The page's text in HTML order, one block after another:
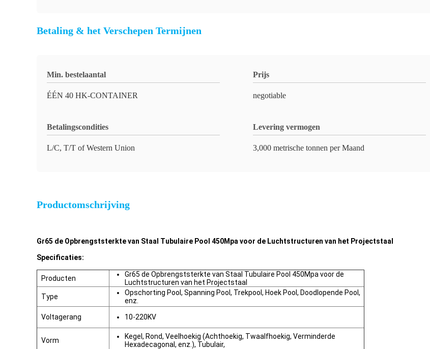
Betaling & het Verschepen Termijnen
Min. bestelaantal
ÉÉN 40 HK-CONTAINER
Prijs
negotiable
Betalingscondities
L/C, T/T of Western Union
Levering vermogen
3,000 metrische tonnen per Maand
Productomschrijving
Gr65 de Opbrengststerkte van Staal Tubulaire Pool 450Mpa voor de Luchtstructuren van het Projectstaal
Specificaties:
Producten
Gr65 de Opbrengststerkte van Staal Tubulaire Pool 450Mpa voor de
Luchtstructuren van het Projectstaal
Type
Opschorting Pool, Spanning Pool, Trekpool, Hoek Pool, Doodlopende Pool,
enz.
Voltagerang
10-220KV
Vorm
Kegel, Rond, Veelhoekig (Achthoekig, Twaalfhoekig, Verminderde
Hexadecagonal, enz.), Tubulair,